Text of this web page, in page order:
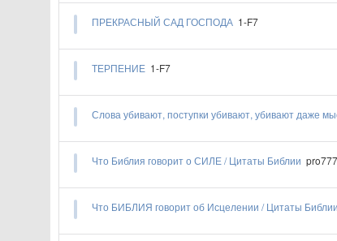
​​ПРЕКРАСНЫЙ САД ГОСПОДА 1-F7
ТЕРПЕНИЕ 1-F7
​​Слова убивают, поступки убивают, убивают даже
Что Библия говорит о СИЛЕ / Цитаты Библии pro777
Что БИБЛИЯ говорит об Исцелении / Цитаты Библии